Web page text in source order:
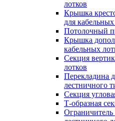
лотков
Крышка
для
Потолочный
Крышка
кабельных
Секция
лотков
Перекладина
лестничного
Секция
Т-образная
Ограничитель